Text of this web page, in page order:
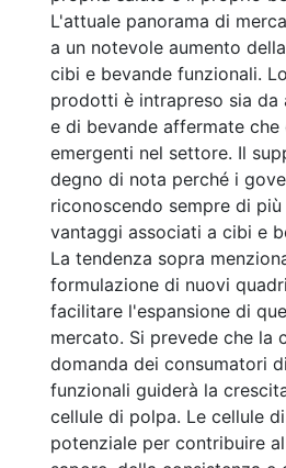
L'attuale panorama di
a un notevole aumento
cibi e bevande funzionali.
prodotti è intrapreso sia da
e di bevande affermate
emergenti nel settore. Il
degno di nota perché i
riconoscendo sempre di
vantaggi associati a cibi e
La tendenza sopra
formulazione di nuovi
facilitare l'espansione di
mercato. Si prevede che la
domanda dei consumatori
funzionali guiderà la
cellule di polpa. Le cellule
potenziale per contribuire